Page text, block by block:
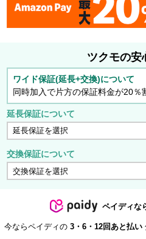
ツクモの安
ワイド保証(延長+交換)について
同時加入で片方の保証料金が20％
延長保証について
交換保証について
ペイディな
今ならペイディの 3・6・12回あと払い